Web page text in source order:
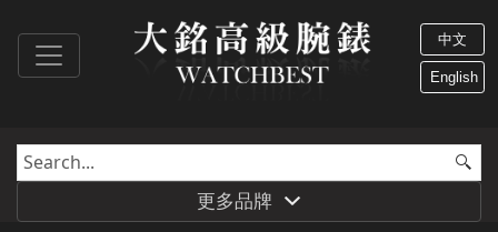
中文
English
更多品牌